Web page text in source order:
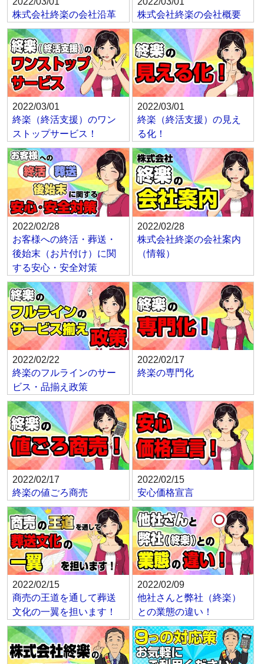
株式会社終楽の会社沿革
株式会社終楽の会社概要
2022/03/01
終楽（終活支援）のワン
ストップサービス！
2022/03/01
終楽（終活支援）の見え
る化！
2022/02/28
お客様への終活・葬送・
後始末（お片付け）に関
する安心・安全対策
2022/02/28
株式会社終楽の会社案内
（情報）
2022/02/22
終楽のフルラインのサー
ビス・品揃え政策
2022/02/17
終楽の専門化
2022/02/17
終楽の値ごろ商売
2022/02/15
安心価格宣言
2022/02/15
商売の王道を通して葬送
文化の一翼を担います！
2022/02/09
他社さんと弊社（終楽）
との業態の違い！